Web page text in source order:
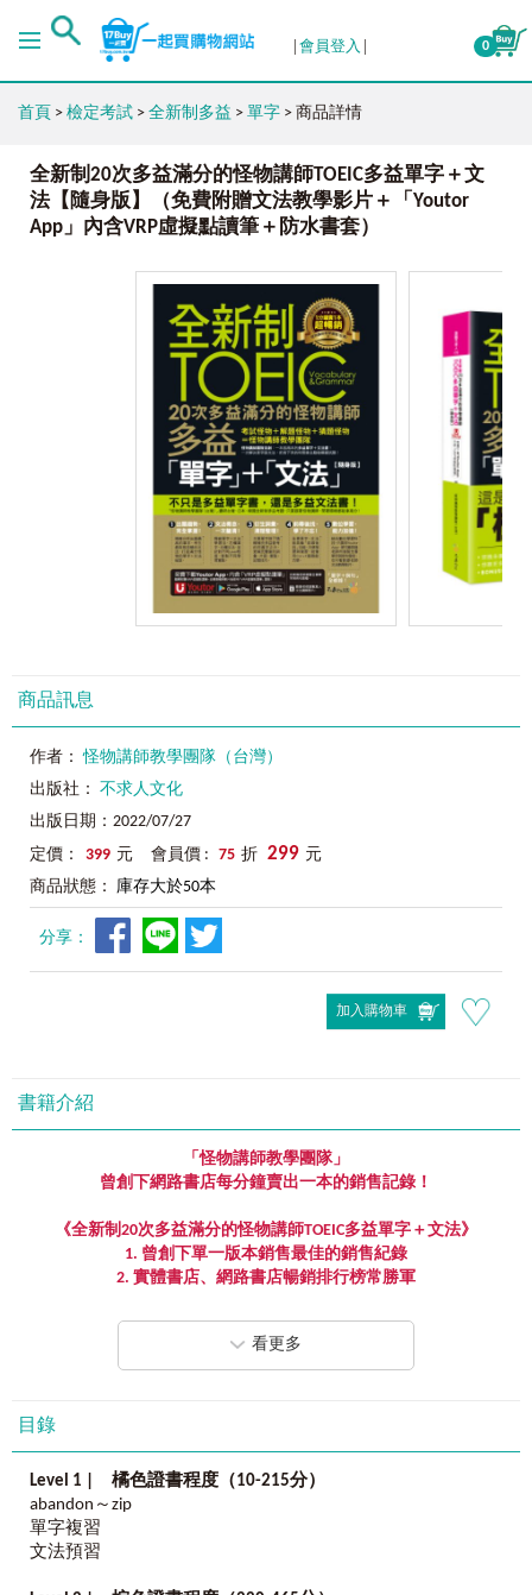
會員登入 0
首頁 > 檢定考試 > 全新制多益 > 單字 > 商品詳情
全新制20次多益滿分的怪物講師TOEIC多益單字＋文
法【隨身版】（免費附贈文法教學影片＋「Youtor
App」內含VRP虛擬點讀筆＋防水書套）
商品訊息
作者：怪物講師教學團隊（台灣）
出版社： 不求人文化
出版日期：2022/07/27
定價：
399 元 會員價 : 75 折 299 元
商品狀態： 庫存大於50本
分享：
加入購物車
書籍介紹
「怪物講師教學團隊」
曾創下網路書店每分鐘賣出一本的銷售記錄！
《全新制20次多益滿分的怪物講師TOEIC多益單字＋文法》
1. 曾創下單一版本銷售最佳的銷售紀錄
2. 實體書店、網路書店暢銷排行榜常勝軍
在本書出版近十年間，
我們虛心聆聽讀者的建議和批評，
《全新制
我們調整書籍大小，方便攜帶，學習不間斷；
我們加強內容補充，多益必考「同義字」與「一字多義」；
我們全新錄製音檔，收錄全書單字＋例句，完整音檔一次聽；
我們搭配數位學習，用
看更多
目錄
Level 1 橘色證書程度（ 10-215分）
abandon～zip
單字複習
文法預習